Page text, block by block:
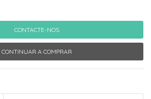
CONTACTE-NOS
CONTINUAR A COMPRAR